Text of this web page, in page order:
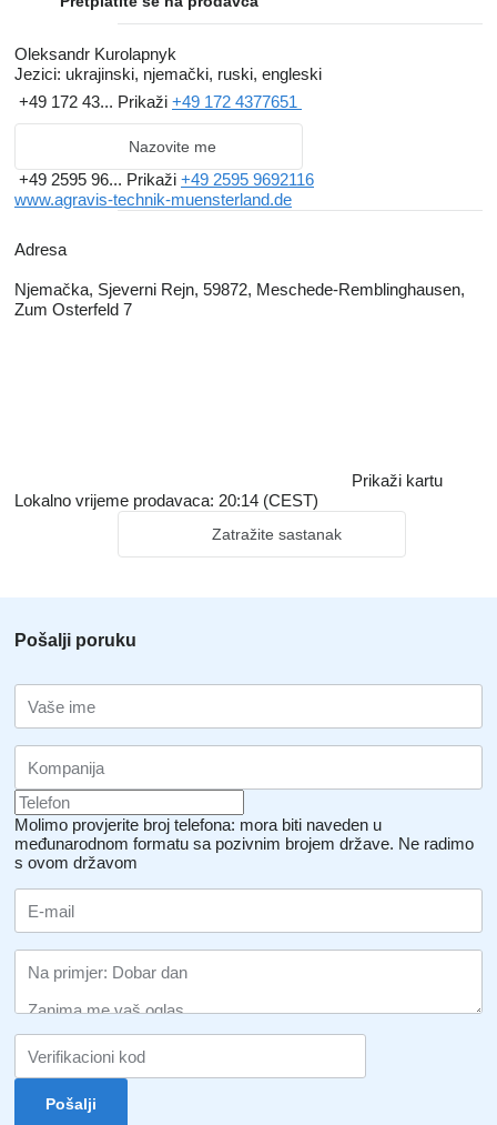
Oleksandr Kurolapnyk
Jezici: ukrajinski, njemački, ruski, engleski
+49 172 43... Prikaži +49 172 4377651
Nazovite me
+49 2595 96... Prikaži +49 2595 9692116
www.agravis-technik-muensterland.de
Adresa
Njemačka, Sjeverni Rejn, 59872, Meschede-Remblinghausen,
Zum Osterfeld 7
Prikaži kartu
Lokalno vrijeme prodavaca: 20:14 (CEST)
Zatražite sastanak
Pošalji poruku
Molimo provjerite broj telefona: mora biti naveden u
međunarodnom formatu sa pozivnim brojem države. Ne radimo
s ovom državom